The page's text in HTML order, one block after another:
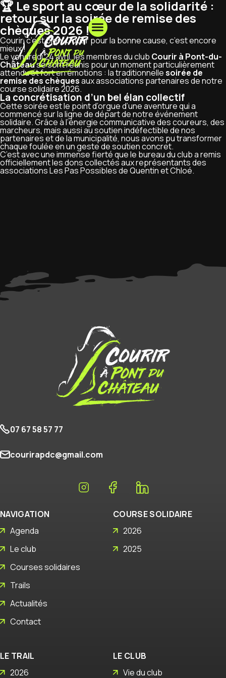
🏆 Le sport au cœur de la solidarité :
retour sur la soirée de remise des
chèques 2026 !
Courir, c’est bien. Courir pour la bonne cause, c’est encore
mieux !
Le vendredi 24 avril, les membres du club Courir à Pont-du-
Châteause sont réunis pour un moment particulièrement
attendu et fort en émotions : la traditionnellesoirée de
remise des chèquesaux associations partenaires de notre
course solidaire 2026.
La concrétisation d’un bel élan collectif
Cette soirée est le point d’orgue d’une aventure qui a
commencé sur la ligne de départ de notre événement
solidaire. Grâce à l’énergie communicative des coureurs, des
marcheurs, mais aussi au soutien indéfectible de nos
partenaires et de la municipalité, nous avons pu transformer
chaque foulée en un geste de soutien concret.
C’est avec une immense fierté que le bureau du club a remis
officiellement les dons collectés aux représentants des
associations Les Pas Possibles de Quentin et Chloé.
07 67 58 57 77
courirapdc@gmail.com
NAVIGATION
Agenda
Le club
Courses solidaires
Trails
Actualités
Contact
COURSE SOLIDAIRE
2026
2025
LE TRAIL
2026
LE CLUB
Vie du club